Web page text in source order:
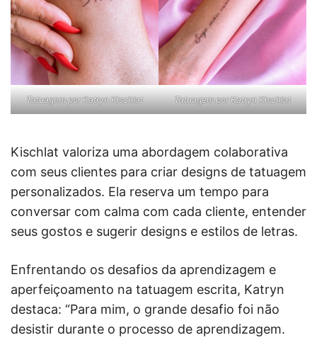
Tatuagem por Katryn Kischlat Tatuagem por Katryn Kischlat
Kischlat valoriza uma abordagem colaborativa
com seus clientes para criar designs de tatuagem
personalizados. Ela reserva um tempo para
conversar com calma com cada cliente, entender
seus gostos e sugerir designs e estilos de letras.
Enfrentando os desafios da aprendizagem e
aperfeiçoamento na tatuagem escrita, Katryn
destaca: “Para mim, o grande desafio foi não
desistir durante o processo de aprendizagem.